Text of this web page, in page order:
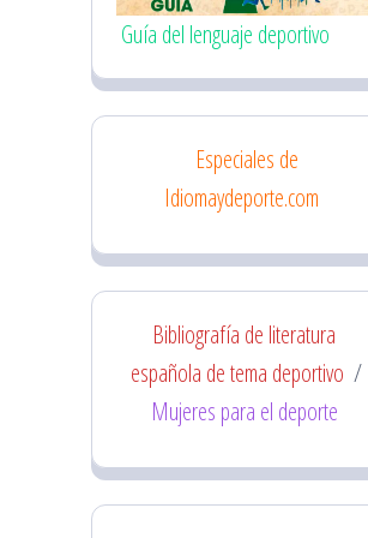
Guía del lenguaje deportivo
Especiales de
Idiomaydeporte.com
Bibliografía de literatura
española de tema deportivo /
Mujeres para el deporte